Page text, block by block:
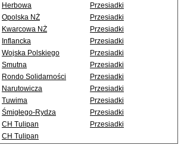
Herbowa
Przesiadki
Opolska NŻ
Przesiadki
Kwarcowa NŻ
Przesiadki
Inflancka
Przesiadki
Wojska Polskiego
Przesiadki
Smutna
Przesiadki
Rondo Solidarności
Przesiadki
Narutowicza
Przesiadki
Tuwima
Przesiadki
Śmigłego-Rydza
Przesiadki
CH Tulipan
Przesiadki
CH Tulipan